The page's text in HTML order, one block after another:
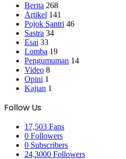
Berita 268
Artikel 141
Pojok Santri 46
Sastra 34
Esai 33
Lomba 19
Pengumuman 14
Video 8
Opini 1
Kajian 1
Follow Us
17,503 Fans
0 Followers
0 Subscribers
24,3000 Followers